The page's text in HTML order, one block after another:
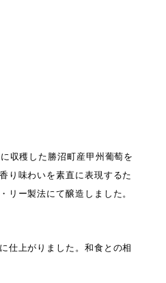
収穫した勝沼町産甲州葡萄を
り味わいを素直に表現するた
リー製法にて醸造しました。
仕上がりました。和食との相